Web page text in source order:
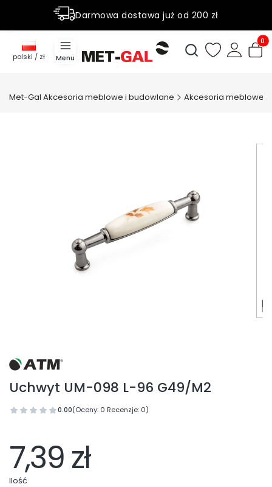
Darmowa dostawa już od 200 zł
Rabaty do 50% na wybrane produky
Menu
Otwórz
polski / zł
Met-Gal Akcesoria meblowe i budowlane Akcesoria meblowe
Uchwyt UM-098 L-96 G49/M2
0.00(Oceny: 0 Recenzje: 0)
7,39 zł
Ilość